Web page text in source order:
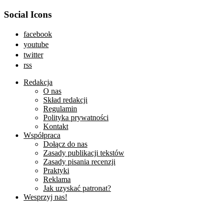
Social Icons
facebook
youtube
twitter
rss
Redakcja
O nas
Skład redakcji
Regulamin
Polityka prywatności
Kontakt
Współpraca
Dołącz do nas
Zasady publikacji tekstów
Zasady pisania recenzji
Praktyki
Reklama
Jak uzyskać patronat?
Wesprzyj nas!